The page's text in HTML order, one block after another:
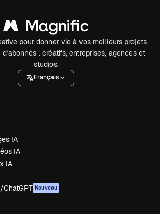
pour donner vie à vos meilleurs projets.
d’abonnés : créatifs, entreprises, agences et
studios.
Français
IA
IA
IA
ChatGPT Nouveau